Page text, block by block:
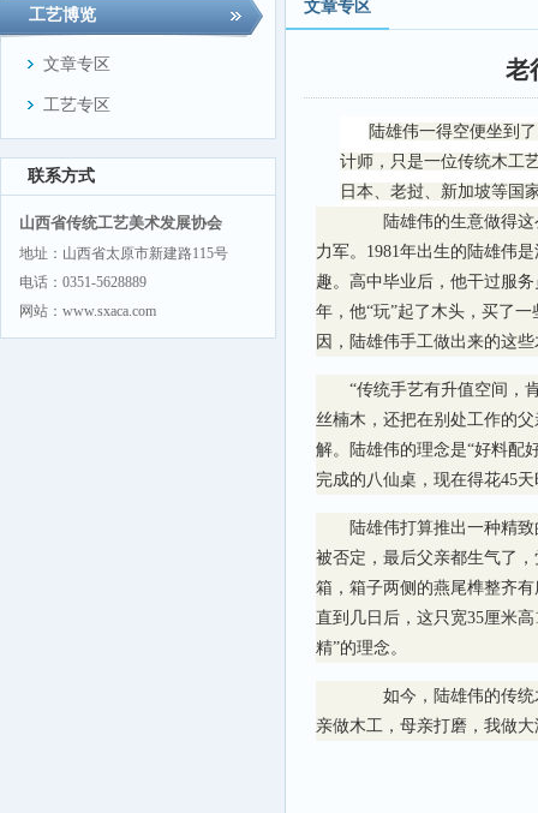
工艺博览
文章专区
工艺专区
联系方式
山西省传统工艺美术发展协会
地址：山西省太原市新建路115号
电话：0351-5628889
网站：www.sxaca.com
文章专区
老
陆雄伟一得空便坐到
计师，只是一位传统木工
日本、老挝、新加坡等国
陆雄伟的生意做得这
力军。1981年出生的陆雄伟
趣。高中毕业后，他干过服
年，他“玩”起了木头，买了
因，陆雄伟手工做出来的这
“传统手艺有升值空间，
丝楠木，还把在别处工作的
解。陆雄伟的理念是“好料配
完成的八仙桌，现在得花45
陆雄伟打算推出一种精
被否定，最后父亲都生气了
箱，箱子两侧的燕尾榫整齐
直到几日后，这只宽35厘米
精”的理念。
如今，陆雄伟的传统
亲做木工，母亲打磨，我做